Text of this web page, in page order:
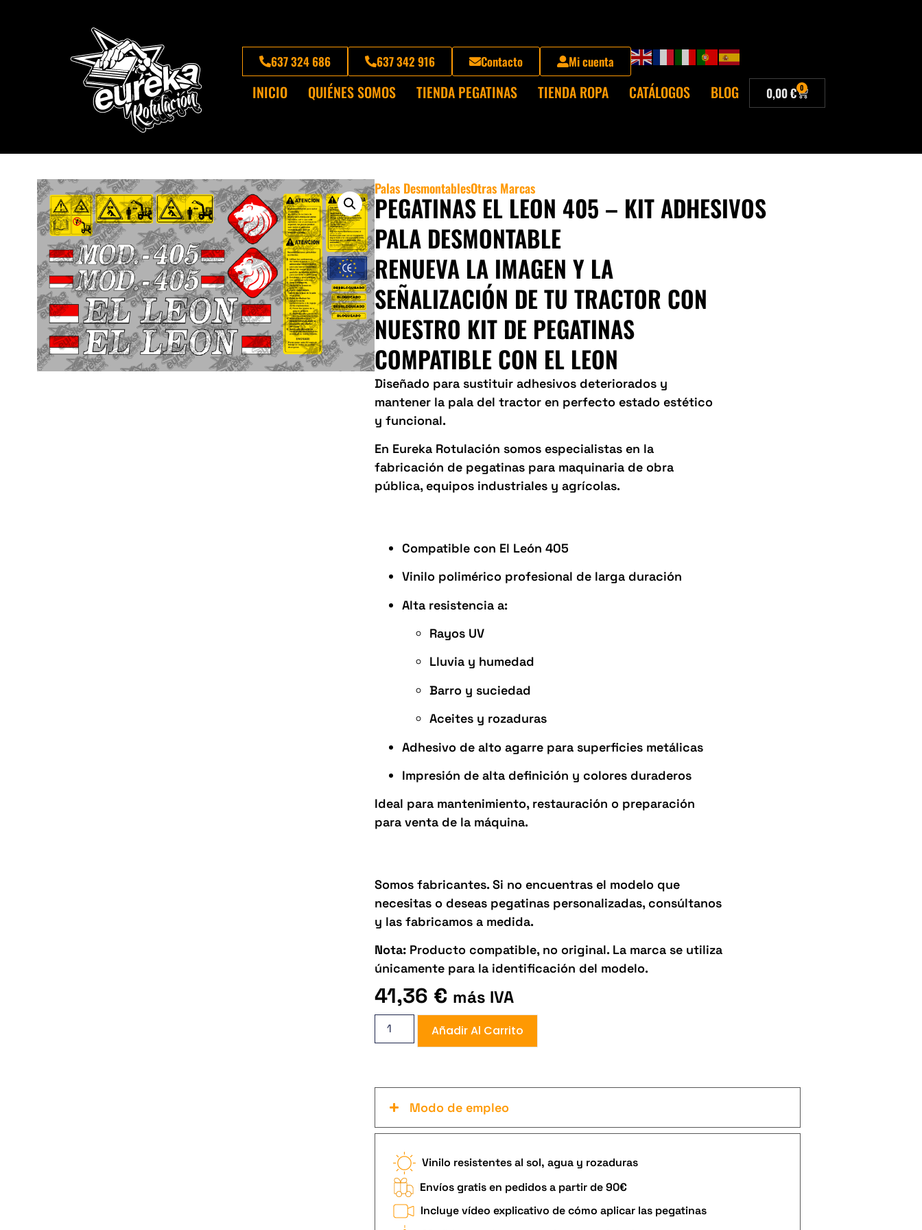
637 324 686 637 342 916 Contacto Mi cuenta
INICIO QUIÉNES SOMOS TIENDA PEGATINAS TIENDA ROPA CATÁLOGOS BLOG 0,00€ 0
Palas DesmontablesOtras Marcas
PEGATINAS EL LEON 405 – KIT ADHESIVOS
PALA DESMONTABLE
RENUEVA LA IMAGEN Y LA
SEÑALIZACIÓN DE TU TRACTOR CON
NUESTRO KIT DE PEGATINAS
COMPATIBLE CON EL LEON
Diseñado para sustituir adhesivos deteriorados y
mantener la pala del tractor en perfecto estado estético
y funcional.
En Eureka Rotulación somos especialistas en la
fabricación de pegatinas para maquinaria de obra
pública, equipos industriales y agrícolas.
Compatible con El León 405
Vinilo polimérico profesional de larga duración
Alta resistencia a:
Rayos UV
Lluvia y humedad
Barro y suciedad
Aceites y rozaduras
Adhesivo de alto agarre para superficies metálicas
Impresión de alta definición y colores duraderos
Ideal para mantenimiento, restauración o preparación
para venta de la máquina.
Somos fabricantes. Si no encuentras el modelo que
necesitas o deseas pegatinas personalizadas, consúltanos
y las fabricamos a medida.
Nota: Producto compatible, no original. La marca se utiliza
únicamente para la identificación del modelo.
41,36 € más IVA
Añadir Al Carrito
Modo de empleo
Vinilo resistentes al sol, agua y rozaduras
Envíos gratis en pedidos a partir de 90€
Incluye vídeo explicativo de cómo aplicar las pegatinas